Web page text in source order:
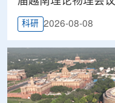
科研 2026-08-08